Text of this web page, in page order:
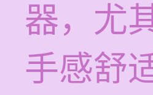
器，尤
手感舒